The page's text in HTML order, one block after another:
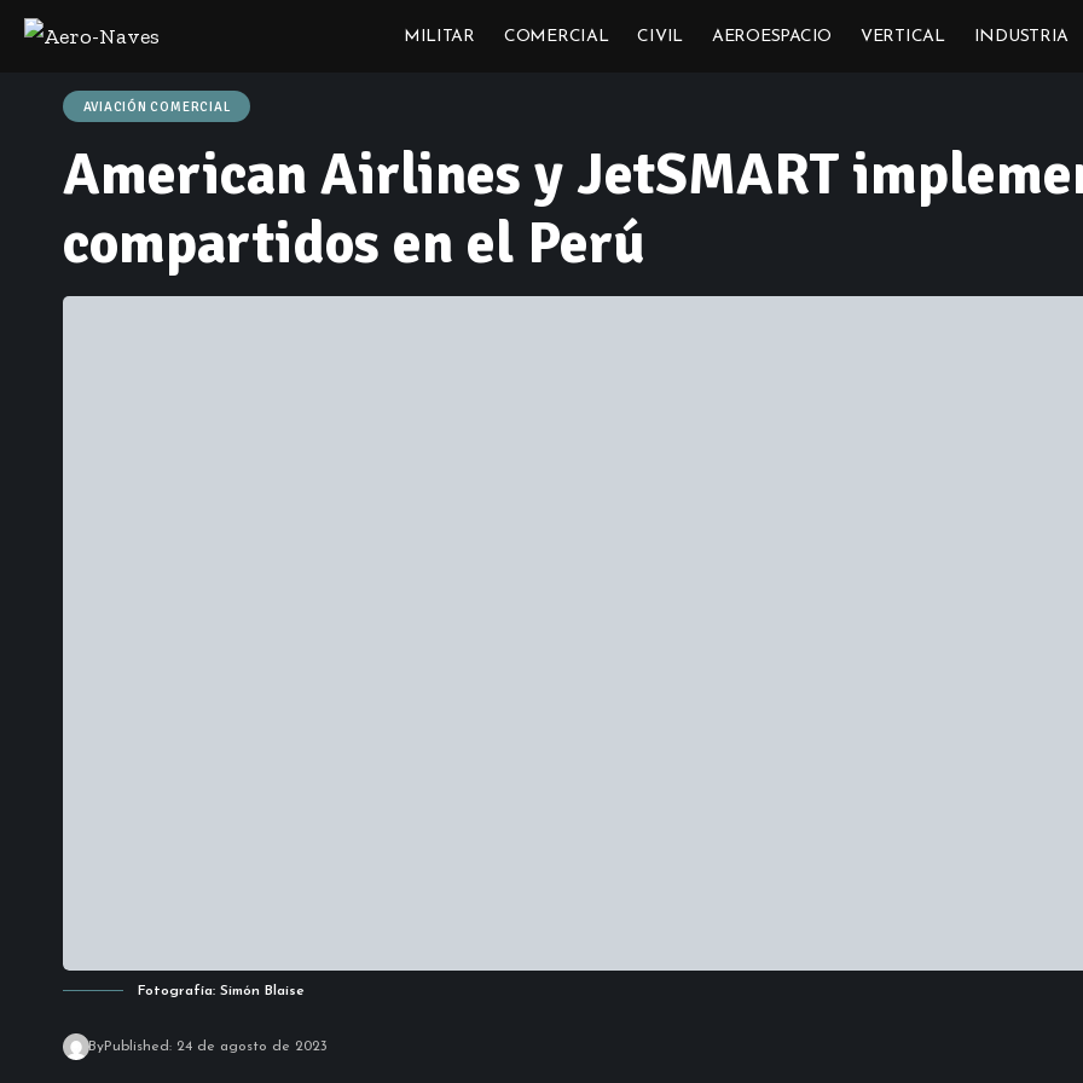
MILITAR COMERCIAL CIVIL AEROESPACIO VERTICAL INDUSTRIA
AVIACIÓN COMERCIAL
American Airlines y JetSMART
compartidos en el Perú
Fotografía: Simón Blaise
ByPublished: 24 de agosto de 2023